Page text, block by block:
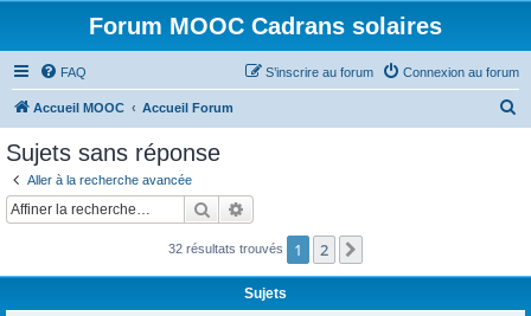
Forum MOOC Cadrans solaires
FAQ Connexion au forum
S’inscrire au forum
Accueil MOOC Accueil Forum
c
Sujets sans réponse
Aller à la recherche avancée
Rechercher
32 résultats trouvés 1 2
Sujets